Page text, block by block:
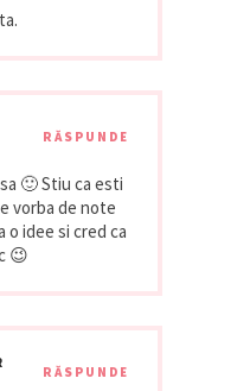
RĂSPUNDE
🙂 Stiu ca esti
vorba de note
o idee si cred ca
😉
RĂSPUNDE